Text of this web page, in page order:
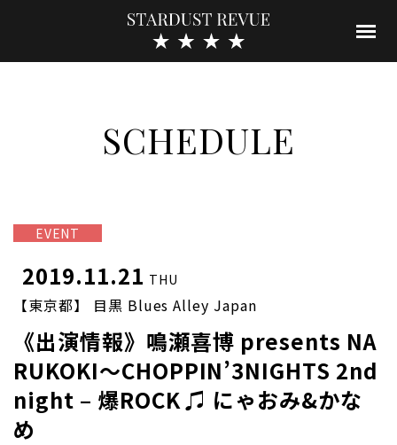
SCHEDULE
EVENT
2019.11.21 THU
【東京都】 目黒 Blues Alley Japan
《出演情報》鳴瀬喜博 presents NA
RUKOKI〜CHOPPIN’3NIGHTS 2nd
night – 爆ROCK ♫ にゃおみ&かな
め